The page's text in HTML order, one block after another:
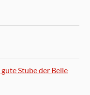
Stube der Belle